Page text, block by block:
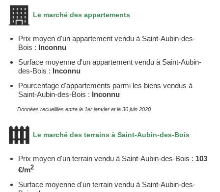
Le marché des appartements
Prix moyen d'un appartement vendu à Saint-Aubin-des-
Bois : Inconnu
Surface moyenne d'un appartement vendu à Saint-Aubin-
des-Bois : Inconnu
Pourcentage d'appartements parmi les biens vendus à
Saint-Aubin-des-Bois : Inconnu
Données recueillies entre le 1er janvier et le 30 juin 2020
Le marché des terrains à Saint-Aubin-des-Bois
Prix moyen d'un terrain vendu à Saint-Aubin-des-Bois : 103
€/m2
Surface moyenne d'un terrain vendu à Saint-Aubin-des-